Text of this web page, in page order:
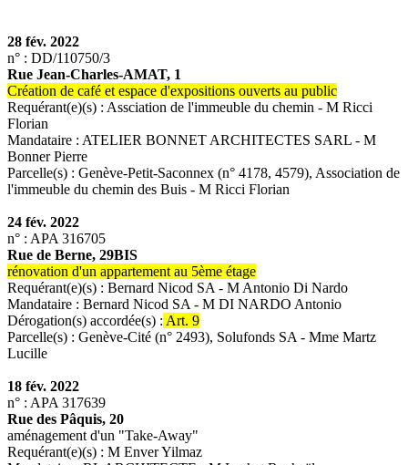
28 fév. 2022
n° : DD/110750/3
Rue Jean-Charles-AMAT, 1
Création de café et espace d'expositions ouverts au public
Requérant(e)(s) : Assciation de l'immeuble du chemin - M Ricci
Florian
Mandataire : ATELIER BONNET ARCHITECTES SARL - M
Bonner Pierre
Parcelle(s) : Genève-Petit-Saconnex (n° 4178, 4579), Association de
l'immeuble du chemin des Buis - M Ricci Florian
24 fév. 2022
n° : APA 316705
Rue de Berne, 29BIS
rénovation d'un appartement au 5ème étage
Requérant(e)(s) : Bernard Nicod SA - M Antonio Di Nardo
Mandataire : Bernard Nicod SA - M DI NARDO Antonio
Dérogation(s) accordée(s) : Art. 9
Parcelle(s) : Genève-Cité (n° 2493), Solufonds SA - Mme Martz
Lucille
18 fév. 2022
n° : APA 317639
Rue des Pâquis, 20
aménagement d'un "Take-Away"
Requérant(e)(s) : M Enver Yilmaz